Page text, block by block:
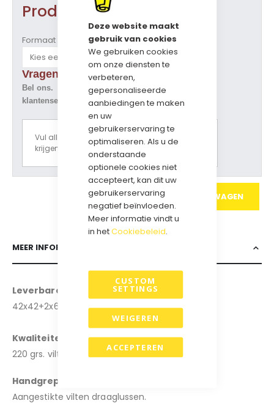
Deze website maakt
gebruik van cookies
We gebruiken cookies
om onze diensten te
verbeteren,
gepersonaliseerde
aanbiedingen te maken
en uw
gebruikerservaring te
optimaliseren. Als u de
onderstaande
optionele cookies niet
accepteert, kan dit uw
gebruikerservaring
negatief beïnvloeden.
Meer informatie vindt u
in hetCookiebeleid.
ACCEPTEREN
CUSTOM
SETTINGS
WEIGEREN
Product opties
Formaat (b x d x h)
Vragen over dit artikel ?
Bel ons. Tel. 073-5229800
klantenservice@geschenkdozen.eu
Vul alle opties in om een prijsoverzicht te
krijgen.
IN WINKELWAGEN
MEER INFORMATIE
Leverbare formaten: (b x d x h)
42x42+2x6 cm
Kwaliteiten:
220 grs. vilt
Handgrepen:
Aangestikte vilten draaglussen.